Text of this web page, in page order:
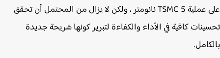
على عملية TSMC 5 نانومتر ، ولكن لا يزال من المحتمل أن تحقق
كافية في الأداء والكفاءة لتبرير كونها شريحة جديدة